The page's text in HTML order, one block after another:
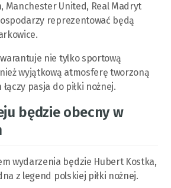
Manchester United, Real Madryt
reprezentować będą
nie tylko sportową
wyjątkową atmosferę tworzoną
pasja do piłki nożnej.
będzie obecny w
wydarzenia będzie Hubert Kostka,
z legend polskiej piłki nożnej.